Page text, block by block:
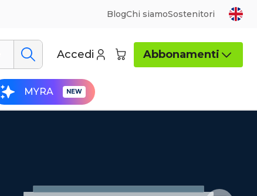
BlogChi siamoSostenitori
Accedi Abbonamenti
MYRA